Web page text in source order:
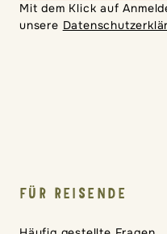
Mit dem Klick auf
unsere
FÜR REISENDE